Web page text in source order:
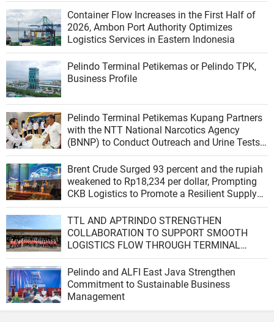
Container Flow Increases in the First Half of
2026, Ambon Port Authority Optimizes
Logistics Services in Eastern Indonesia
Pelindo Terminal Petikemas or Pelindo TPK,
Business Profile
Pelindo Terminal Petikemas Kupang Partners
with the NTT National Narcotics Agency
(BNNP) to Conduct Outreach and Urine Tests
for Workers to Create a Drug-Free Work
Environment
Brent Crude Surged 93 percent and the rupiah
weakened to Rp18,234 per dollar, Prompting
CKB Logistics to Promote a Resilient Supply
Chain
TTL AND APTRINDO STRENGTHEN
COLLABORATION TO SUPPORT SMOOTH
LOGISTICS FLOW THROUGH TERMINAL
BOOKING SYSTEM OPTIMIZATION
Pelindo and ALFI East Java Strengthen
Commitment to Sustainable Business
Management